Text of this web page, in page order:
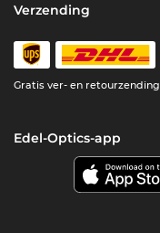
Verzending
Gratis ver- en retourzending
Edel-Optics-app